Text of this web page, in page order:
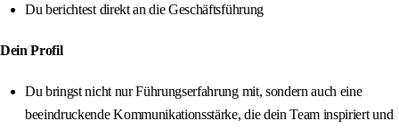
Du berichtest direkt an die Geschäftsführung
Dein Profil
Du bringst nicht nur Führungserfahrung mit, sondern auch eine
beeindruckende Kommunikationsstärke, die dein Team inspiriert und